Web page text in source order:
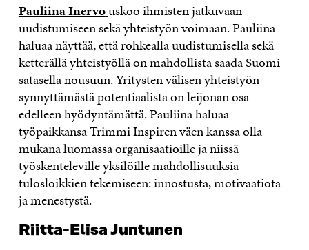
Pauliina Inervouskoo ihmisten jatkuvaan
uudistumiseen sekä yhteistyön voimaan. Pauliina
haluaa näyttää, että rohkealla uudistumisella sekä
ketterällä yhteistyöllä on mahdollista saada Suomi
satasella nousuun. Yritysten välisen yhteistyön
synnyttämästä potentiaalista on leijonan osa
edelleen hyödyntämättä. Pauliina haluaa
työpaikkansa Trimmi Inspiren väen kanssa olla
mukana luomassa organisaatioille ja niissä
työskenteleville yksilöille mahdollisuuksia
tulosloikkien tekemiseen: innostusta, motivaatiota
ja menestystä.
Riitta-Elisa Juntunen